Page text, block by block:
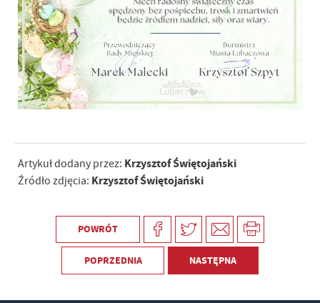
Artykuł dodany przez: Krzysztof Świętojański
Źródło zdjęcia: Krzysztof Świętojański
POWRÓT
POPRZEDNIA NASTĘPNA